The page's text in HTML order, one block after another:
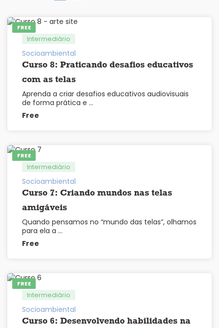
FREE
Intermediário
Socioambiental
Curso 8: Praticando desafios educativos
com as telas
Aprenda a criar desafios educativos audiovisuais
de forma prática e …
Free
FREE
Intermediário
Socioambiental
Curso 7: Criando mundos nas telas
amigáveis
Quando pensamos no “mundo das telas”, olhamos
para ela a …
Free
FREE
Intermediário
Socioambiental
Curso 6: Desenvolvendo habilidades na